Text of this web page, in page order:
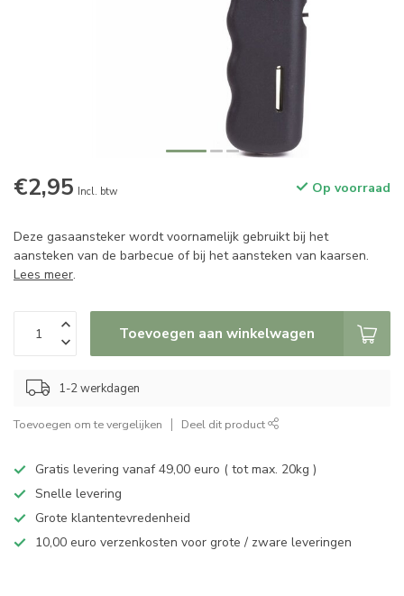
€2,95 Incl. btw Op voorraad
Deze gasaansteker wordt voornamelijk gebruikt bij het
aansteken van de barbecue of bij het aansteken van kaarsen.
Lees meer.
Toevoegen aan winkelwagen
1-2 werkdagen
Toevoegen om te vergelijken Deel dit product
Gratis levering vanaf 49,00 euro ( tot max. 20kg )
Snelle levering
Grote klantentevredenheid
10,00 euro verzenkosten voor grote / zware leveringen